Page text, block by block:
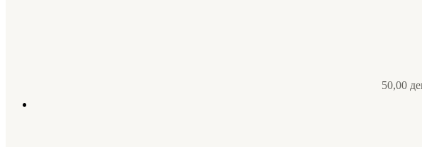
50,00